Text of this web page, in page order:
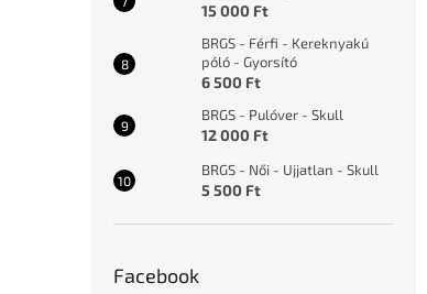
15 000 Ft
BRGS - Férfi - Kereknyakú
póló - Gyorsító
6 500 Ft
BRGS - Pulóver - Skull
12 000 Ft
BRGS - Női - Ujjatlan - Skull
5 500 Ft
Facebook